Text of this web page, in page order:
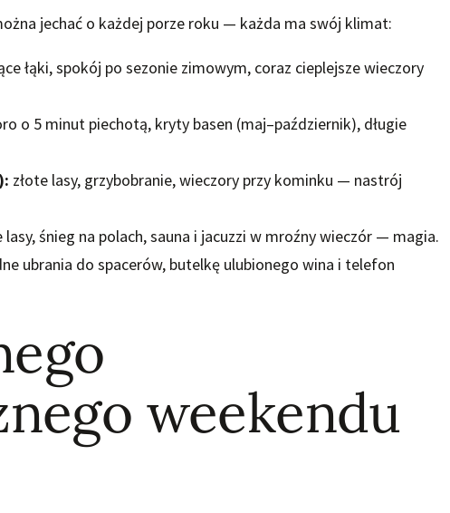
jechać o każdej porze roku — każda ma swój klimat:
łąki, spokój po sezonie zimowym, coraz cieplejsze wieczory
o 5 minut piechotą, kryty basen (maj–październik), długie
złote lasy, grzybobranie, wieczory przy kominku — nastrój
lasy, śnieg na polach, sauna i jacuzzi w mroźny wieczór — magia.
ubrania do spacerów, butelkę ulubionego wina i telefon
weekendu